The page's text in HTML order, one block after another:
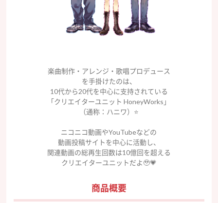
楽曲制作・アレンジ・歌唱プロデュース
を手掛けたのは、
10代から20代を中心に支持されている
「クリエイターユニット HoneyWorks」
（通称：ハニワ）⭐️
ニコニコ動画やYouTubeなどの
動画投稿サイトを中心に活動し、
関連動画の総再生回数は10億回を超える
クリエイターユニットだよ🥹💗
商品概要